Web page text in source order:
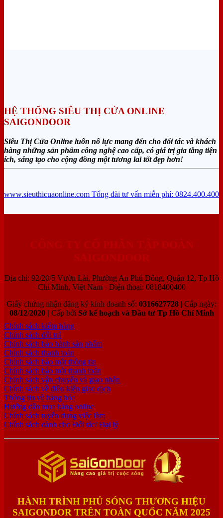
HỆ THỐNG SIÊU THỊ CỬA ONLINE
SAIGONDOOR
Siêu Thị Cửa Online luôn nỗ lực mang đến cho đối tác và khách
hàng những sản phẩm công nghệ cao cấp, có giá trị gia tăng tiện
ích, sáng tạo cho cộng đồng một tương lai tốt đẹp hơn!
www.sieuthicuaonline.com Tổng đài tư vấn miễn phí: 0824.400.400
Địa chỉ: 92/20/5 Vườn Lài, Phường An Phú Đông, Quận 12, Tp Hồ
Chí Minh, Việt Nam - Điện thoại: 0818400400
Giấy chứng nhận đăng ký kinh doanh số: 0316627728 | Cấp ngày:
08/12/2020 | Cấp bởi Sở kế hoạch và Đầu tư Tp Hồ Chí Minh
Chính sách kiểm hàng
Chính sách đổi trả
Chính sách bảo hành sản phẩm
Chính sách thanh toán
Chính sách bảo mật thông tin
Chính sách bảo mật thanh toán
Chính sách vận chuyển và giao nhận
Chính sách về điều kiện giao dịch
Thông tin về hàng hóa
Hướng dẫn mua hàng online
Chính sách tuyển dụng việc làm
Chính sách dành cho Đối tác/ Đại lý
HÀNH TRÌNH PHỦ SÓNG THƯƠNG HIỆU
SAIGONDOR TRÊN TOÀN QUỐC NĂM 2025